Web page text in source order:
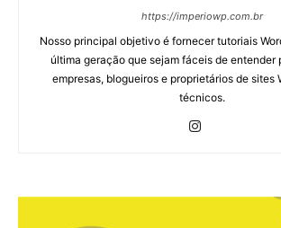
https://imperiowp.com.br
Nosso principal objetivo é fornecer tutoriais
última geração que sejam fáceis de entender
empresas, blogueiros e proprietários de sites
técnicos.